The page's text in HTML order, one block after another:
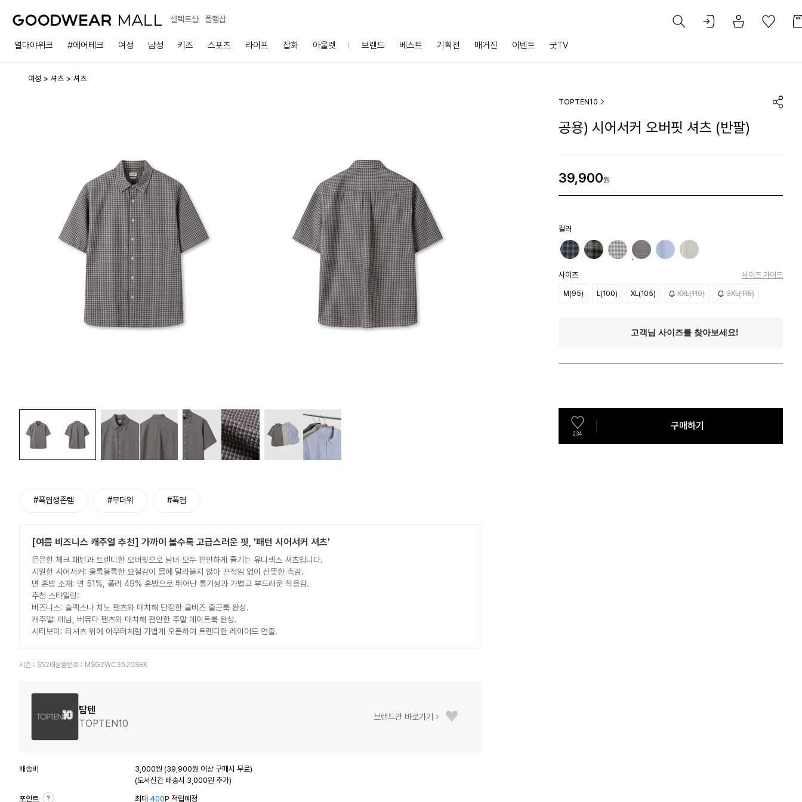
셀렉트샵 폴햄샵
열대야위크 #에어테크 여성 남성 키즈 스포츠 라이프 잡화 아울렛 브랜드 베스트 기획전 매거진 이벤트 굿TV
여성 셔츠 셔츠
#폭염생존템 #무더위 #폭염
[여름 비즈니스 캐주얼 추천] 가까이 볼수록 고급스러운 핏, '패턴 시어서커 셔츠'
은은한 체크 패턴과 트렌디한 오버핏으로 남녀 모두 편안하게 즐기는 유니섹스 셔츠입니다.
시원한 시어서커: 올록볼록한 요철감이 몸에 달라붙지 않아 끈적임 없이 산뜻한 촉감.
면 혼방 소재: 면 51%, 폴리 49% 혼방으로 뛰어난 통기성과 가볍고 부드러운 착용감.
추천 스타일링:
비즈니스: 슬랙스나 치노 팬츠와 매치해 단정한 쿨비즈 출근룩 완성.
캐주얼: 데님, 버뮤다 팬츠와 매치해 편안한 주말 데이트룩 완성.
시티보이: 티셔츠 위에 아우터처럼 가볍게 오픈하여 트렌디한 레이어드 연출.
시즌 : SS26 상품번호 : MSG2WC3520SBK
탑텐
TOPTEN10
브랜드관 바로가기
배송비
3,000원 (39,900원 이상 구매시 무료)
(도서산간 배송시 3,000원 추가)
포인트 최대 400P 적립예정
TOPTEN10
공용) 시어서커 오버핏 셔츠 (반팔)
39,900원
컬러
사이즈 사이즈 가이드
M(95) L(100) XL(105) XXL(110) 3XL(115)
234
구매하기